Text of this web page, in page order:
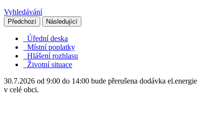
Vyhledávání
Předchozí Následující
Úřední deska
Místní poplatky
Hlášení rozhlasu
Životní situace
30.7.2026 od 9:00 do 14:00 bude přerušena dodávka el.energie
v celé obci.